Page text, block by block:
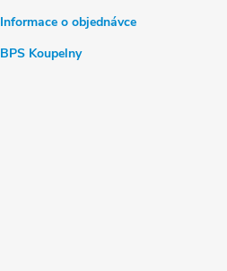
Informace o objednávce
BPS Koupelny